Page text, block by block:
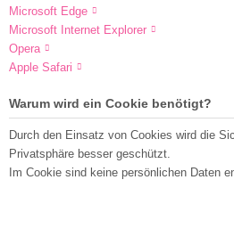
Microsoft Edge
Microsoft Internet Explorer
Opera
Apple Safari
Warum wird ein Cookie benötigt?
Durch den Einsatz von Cookies wird die
Privatsphäre besser geschützt.
Im Cookie sind keine persönlichen Daten